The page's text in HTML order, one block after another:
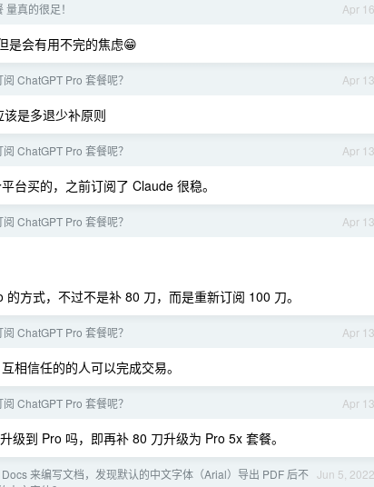
Apr 16
真的很足！
是会有用不完的焦虑😁
Apr 13
ChatGPT Pro 套餐呢？
是多退少补原则
Apr 13
ChatGPT Pro 套餐呢？
台买的，之前订阅了 Claude 很稳。
Apr 13
ChatGPT Pro 套餐呢？
方式，不过不是补 80 刀，而是重新订阅 100 刀。
Apr 13
ChatGPT Pro 套餐呢？
相信任的的人可以完成交易。
Apr 13
ChatGPT Pro 套餐呢？
级到 Pro 吗，即再补 80 刀升级为 Pro 5x 套餐。
Jun 5, 2022
来编写文档，发现默认的中文字体（Arial）导出 PDF 后不